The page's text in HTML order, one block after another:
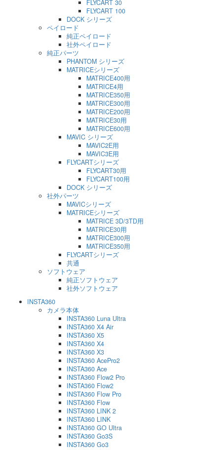
FLYCART 30
FLYCART 100
DOCK シリーズ
ペイロード
純正ペイロード
社外ペイロード
純正パーツ
PHANTOM シリーズ
MATRICEシリーズ
MATRICE400用
MATRICE4用
MATRICE350用
MATRICE300用
MATRICE200用
MATRICE30用
MATRICE600用
MAVIC シリーズ
MAVIC2E用
MAVIC3E用
FLYCARTシリーズ
FLYCART30用
FLYCART100用
DOCK シリーズ
社外パーツ
MAVICシリーズ
MATRICEシリーズ
MATRICE 3D/3TD用
MATRICE30用
MATRICE300用
MATRICE350用
FLYCARTシリーズ
共通
ソフトウェア
純正ソフトウェア
社外ソフトウェア
INSTA360
カメラ本体
INSTA360 Luna Ultra
INSTA360 X4 Air
INSTA360 X5
INSTA360 X4
INSTA360 X3
INSTA360 AcePro2
INSTA360 Ace
INSTA360 Flow2 Pro
INSTA360 Flow2
INSTA360 Flow Pro
INSTA360 Flow
INSTA360 LINK 2
INSTA360 LINK
INSTA360 GO Ultra
INSTA360 Go3S
INSTA360 Go3